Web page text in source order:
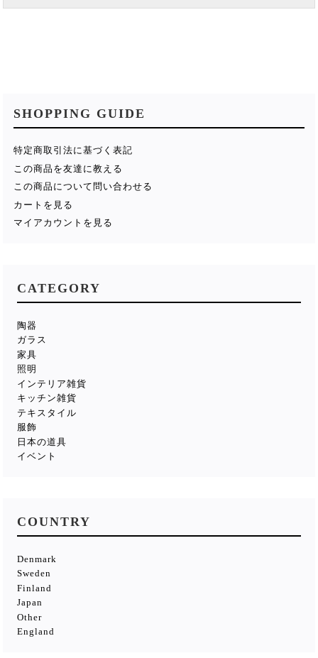
SHOPPING GUIDE
特定商取引法に基づく表記
この商品を友達に教える
この商品について問い合わせる
カートを見る
マイアカウントを見る
CATEGORY
陶器
ガラス
家具
照明
インテリア雑貨
キッチン雑貨
テキスタイル
服飾
日本の道具
イベント
COUNTRY
Denmark
Sweden
Finland
Japan
Other
England